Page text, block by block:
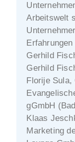
Arbeitswelt
Gerhild
Gerhild
Florije
gGmbH
Klaas
Marketing